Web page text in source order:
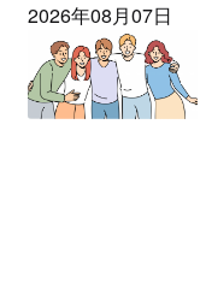
2026年08月07日